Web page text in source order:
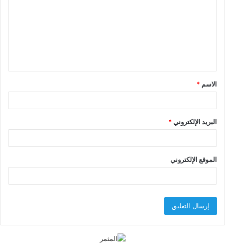
ق
*
الاسم *
البريد الإلكتروني*
الموقع الإلكتروني